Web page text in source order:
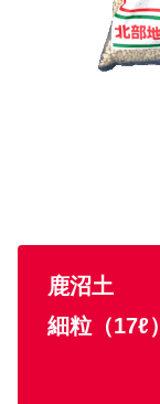
鹿沼土
細粒（17ℓ）